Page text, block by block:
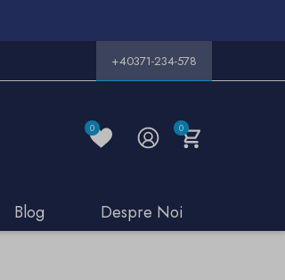
+40371-234-578
0 0
Blog Despre Noi